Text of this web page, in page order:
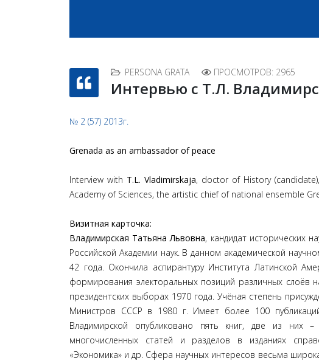
PERSONA GRATA ПРОСМОТРОВ: 2965
Интервью с Т.Л.
№ 2 (57) 2013г.
Grenada as an ambassador of peace
Interview with T.L. Vladimirskaja, doctor of History
Academy of Sciences, the artistic chief of national ensemble
Визитная карточка:
Владимирская Татьяна Львовна, кандидат исторических
Российской Академии наук. В данном академической
42 года. Окончила аспирантуру Института Латинской
формирования электоральных позиций различных слоёв
президентских выборах 1970 года. Учёная степень
Министров СССР в 1980 г. Имеет более 100
Владимирской опубликовано пять книг, две из них
многочисленных статей и разделов в изданиях
«Экономика» и др. Сфера научных интересов весьма